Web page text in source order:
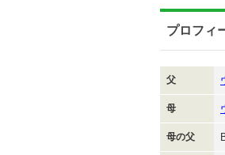
プロフィ
父
母
母の父